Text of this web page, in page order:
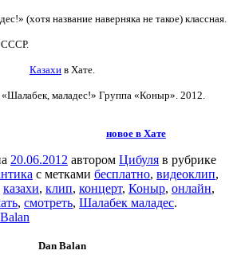
(хотя название наверняка не такое) классная.
СССР.
Казахи в Хате.
маладес!» Группа «Коныр» . 2012.
новое в Хате
20.06.2012 автором Цибуля в рубрике
с метками бесплатно, видеоклип,
казахи, клип, концерт, Коныр, онлайн,
, смотреть, Шалабек маладес.
Dan Balan